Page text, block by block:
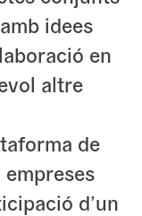
idees
en
altre
de
d’un